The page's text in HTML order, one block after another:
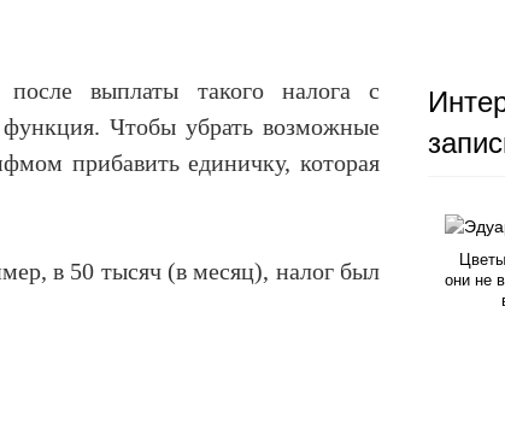
выплаты такого налога с
функция. Чтобы убрать возможные
прибавить единичку, которая
в 50 тысяч (в месяц), налог был
они не